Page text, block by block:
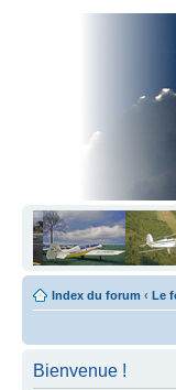
Index du forum ‹ Le
Bienvenue !